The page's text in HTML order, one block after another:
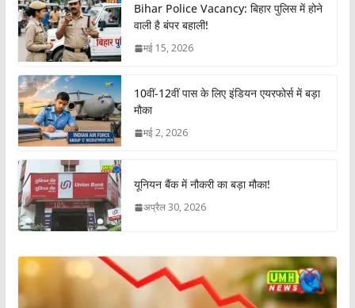
Bihar Police Vacancy: बिहार पुलिस में होने
वाली है बंपर बहाली!
मई 15, 2026
10वीं-12वीं पास के लिए इंडियन एयरफोर्स में बड़ा
मौका
मई 2, 2026
यूनियन बैंक में नौकरी का बड़ा मौका!
अप्रैल 30, 2026